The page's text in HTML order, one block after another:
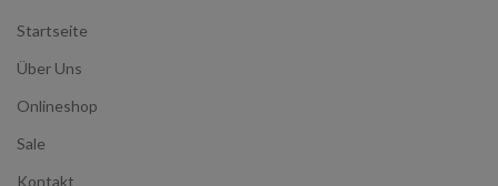
Startseite
Über Uns
Onlineshop
Sale
Kontakt